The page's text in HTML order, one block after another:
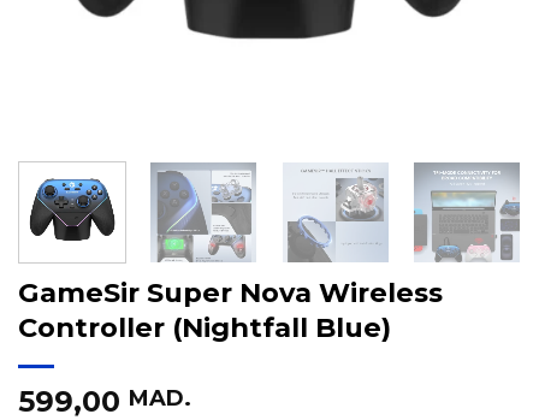
GameSir Super Nova Wireless
Controller (Nightfall Blue)
599,00 MAD.